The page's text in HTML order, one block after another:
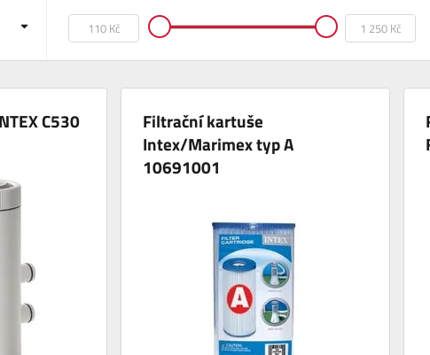
C530
Filtrační kartuše
Intex/Marimex typ A
10691001